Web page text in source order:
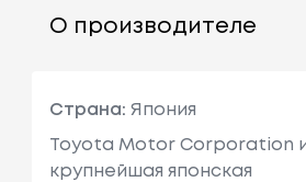
О производителе
Страна: Япония
Toyota Motor Corporation
крупнейшая японская